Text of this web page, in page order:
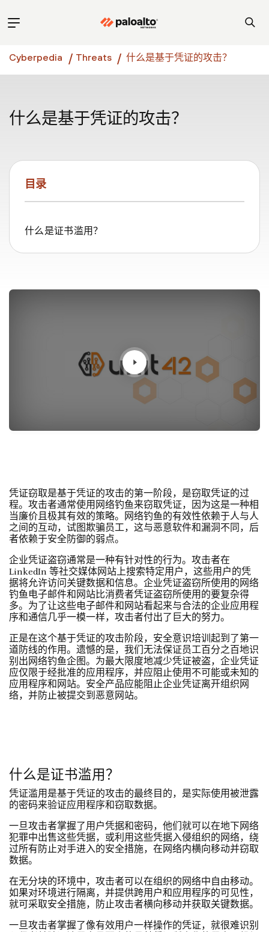
Cyberpedia Threats 什么是基于凭证的攻击？
什么是基于凭证的攻击？
目录
什么是证书滥用？
凭证窃取是基于凭证的攻击的第一阶段，是窃取凭证的过
程。攻击者通常使用网络钓鱼来窃取凭证，因为这是一种相
当廉价且极其有效的策略。网络钓鱼的有效性依赖于人与人
之间的互动，试图欺骗员工，这与恶意软件和漏洞不同，后
者依赖于安全防御的弱点。
企业凭证盗窃通常是一种有针对性的行为。攻击者在
LinkedIn 等社交媒体网站上搜索特定用户，这些用户的凭
据将允许访问关键数据和信息。企业凭证盗窃所使用的网络
钓鱼电子邮件和网站比消费者凭证盗窃所使用的要复杂得
多。为了让这些电子邮件和网站看起来与合法的企业应用程
序和通信几乎一模一样，攻击者付出了巨大的努力。
正是在这个基于凭证的攻击阶段，安全意识培训起到了第一
道防线的作用。遗憾的是，我们无法保证员工百分之百地识
别出网络钓鱼企图。为最大限度地减少凭证被盗，企业凭证
应仅限于经批准的应用程序，并应阻止使用不可能或未知的
应用程序和网站。安全产品应能阻止企业凭证离开组织网
络，并防止被提交到恶意网站。
什么是证书滥用？
凭证滥用是基于凭证的攻击的最终目的，是实际使用被泄露
的密码来验证应用程序和窃取数据。
一旦攻击者掌握了用户凭据和密码，他们就可以在地下网络
犯罪中出售这些凭据，或利用这些凭据入侵组织的网络，绕
过所有防止对手进入的安全措施，在网络内横向移动并窃取
数据。
在无分块的环境中，攻击者可以在组织的网络中自由移动。
如果对环境进行隔离，并提供跨用户和应用程序的可见性，
就可采取安全措施，防止攻击者横向移动并获取关键数据。
一旦攻击者掌握了像有效用户一样操作的凭证，就很难识别